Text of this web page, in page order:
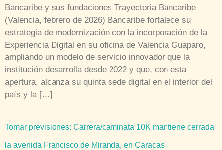
Bancaribe y sus fundaciones Trayectoria Bancaribe
(Valencia, febrero de 2026) Bancaribe fortalece su
estrategia de modernización con la incorporación de la
Experiencia Digital en su oficina de Valencia Guaparo,
ampliando un modelo de servicio innovador que la
institución desarrolla desde 2022 y que, con esta
apertura, alcanza su quinta sede digital en el interior del
país y la […]
Tomar previsiones: Carrera/caminata 10K mantiene cerrada
la avenida Francisco de Miranda, en Caracas